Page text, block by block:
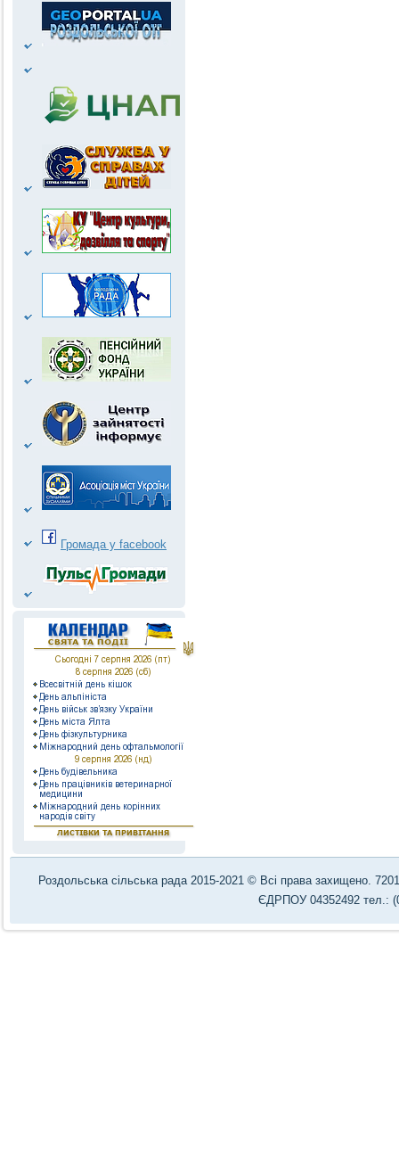
Громада у facebook
Роздольська сільська рада 2015-2021 © Всі права захищено.
ЄДРПОУ 04352492 тел.: